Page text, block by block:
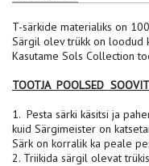
T-särkide materialiks on
Särgil olev trükk on loodud
Kasutame Sols Collection
TOOTJA POOLSED
1. Pesta särki käsitsi ja
kuid Särgimeister on
Särk on korralik ka peale
2. Triikida särgil olevat